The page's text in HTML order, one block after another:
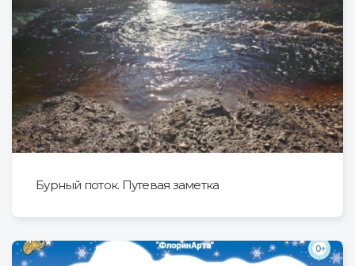
Бурный поток. Путевая заметка